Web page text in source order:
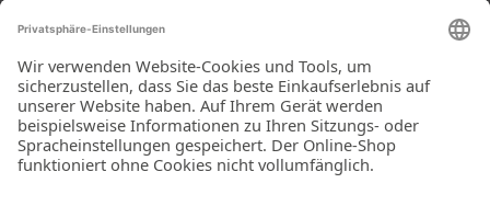
385 reviews from real customers
(last 12 months)
Total: 11283
Die Auswahl und die
Einfachheit der
Bestellung.